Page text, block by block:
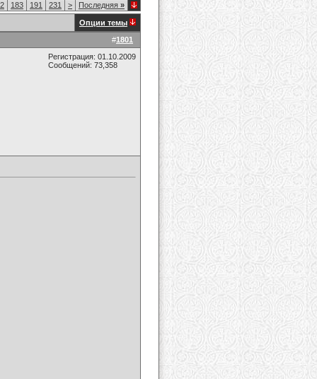
183 191 231 > Последняя »
Опции темы
#1801
Регистрация: 01.10.2009
Сообщений: 73,358